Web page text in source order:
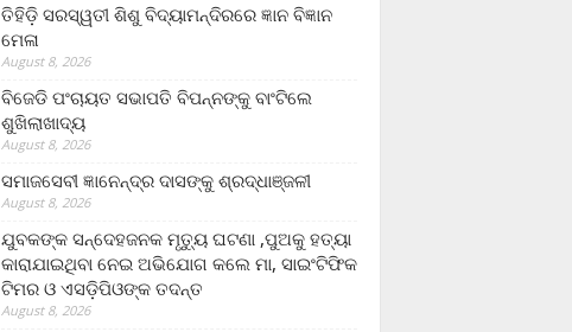
ତିହିଡି଼ ସରସ୍ୱତୀ ଶିଶୁ ବିଦ୍ୟାମନ୍ଦିରରେ ଜ୍ଞାନ ବିଜ୍ଞାନ
ମେଳା
August 8, 2026
ବିଜେଡି ପଂଚାୟତ ସଭାପତି ବିପନ୍ନଙ୍କୁ ବାଂଟିଲେ
ଶୁଖିଲାଖାଦ୍ୟ
August 8, 2026
ସମାଜସେବୀ ଜ୍ଞାନେନ୍ଦ୍ର ଦାସଙ୍କୁ ଶ୍ରଦ୍ଧାଞ୍ଜଳୀ
August 8, 2026
ଯୁବକଙ୍କ ସନ୍ଦେହଜନକ ମୃତ୍ୟୁ ଘଟଣା ,ପୁଅକୁ ହତ୍ୟା
କାରାଯାଇଥିବା ନେଇ ଅଭିଯୋଗ କଲେ ମା, ସାଇଂଟିଫିକ
ଟିମର ଓ ଏସଡ଼ିପିଓଙ୍କ ତଦନ୍ତ
August 8, 2026